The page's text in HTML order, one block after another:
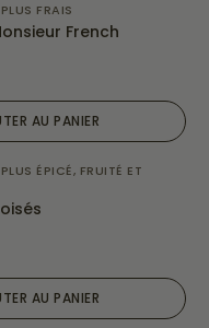
FRAIS
French
AU PANIER
ÉPICÉ, FRUITÉ ET
AU PANIER